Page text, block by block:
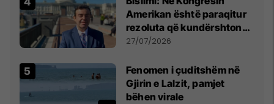
Amerikan është paraqitur
rezoluta që kundërshton
mbajtjen e Asamblesë
në Beograd
27/07/2026
Fenomen i çuditshëm në
Gjirin e Lalzit, pamjet
bëhen virale